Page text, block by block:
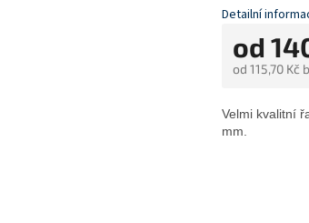
PRODUKTU
od
od 115,70 Kč
Velmi kvalitní
mm.
Detailní